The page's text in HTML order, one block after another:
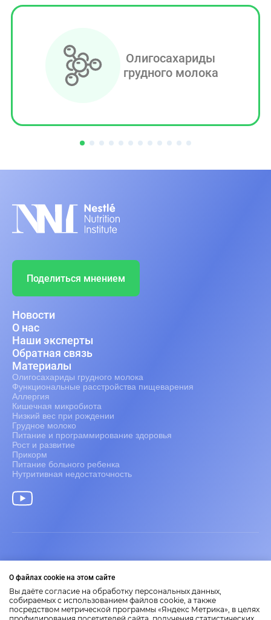
Олигосахариды
грудного молока
О файлах cookie на этом сайте
Вы даёте согласие на обработку персональных данных,
собираемых с использованием файлов cookie, а также
посредством метрической программы «Яндекс Метрика», в целях
Поделиться мнением
Новости
О нас
Наши эксперты
Обратная связь
Материалы
Олигосахариды грудного молока
Функциональные расстройства пищеварения
Аллергия
Кишечная микробиота
Низкий вес при рождении
Грудное молоко
Питание и программирование здоровья
Рост и развитие
Прикорм
Питание больного ребенка
Нутритивная недостаточность
2026 Nestlé Nutrition Institute
Представленные на сайте материалы носят научно-
образовательный характер.
Размещенная на сайте информация не является заменой